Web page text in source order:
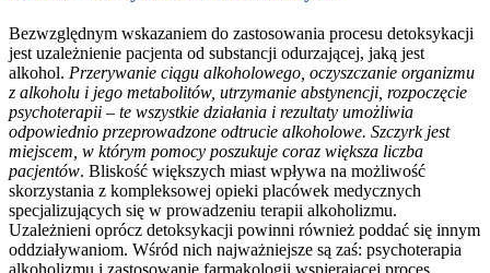
Bezwzględnym wskazaniem do zastosowania procesu detoksykacji
jest uzależnienie pacjenta od substancji odurzającej, jaką jest
alkohol. Przerywanie ciągu alkoholowego, oczyszczanie organizmu
z alkoholu i jego metabolitów, utrzymanie abstynencji, rozpoczęcie
psychoterapii – te wszystkie działania i rezultaty umożliwia
odpowiednio przeprowadzone odtrucie alkoholowe. Szczyrk jest
miejscem, w którym pomocy poszukuje coraz większa liczba
pacjentów. Bliskość większych miast wpływa na możliwość
skorzystania z kompleksowej opieki placówek medycznych
specjalizujących się w prowadzeniu terapii alkoholizmu.
Uzależnieni oprócz detoksykacji powinni również poddać się innym
oddziaływaniom. Wśród nich najważniejsze są zaś: psychoterapia
alkoholizmu i zastosowanie farmakologii wspierającej proces